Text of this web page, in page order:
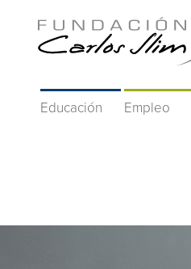
Educación Empleo